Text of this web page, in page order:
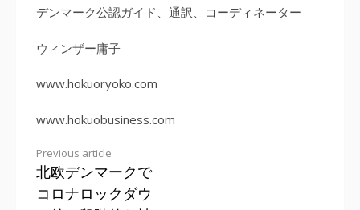
デンマーク公認ガイド、通訳、コーディネーター
ウィンザー庸子
www.hokuoryoko.com
www.hokuobusiness.com
Continue
Previous article
北欧デンマークで
コロナロックダウ